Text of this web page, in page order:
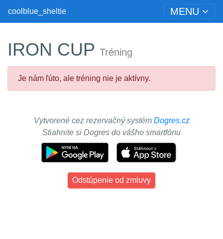
coolblue_sheltie MENU
IRON CUP Tréning
Je nám ľúto, ale tréning nie je aktívny.
Vytvorené cez rezervačný systém Dogres.cz
Stiahnite si Dogres do vášho smartfónu
Odstúpenie od zmluvy